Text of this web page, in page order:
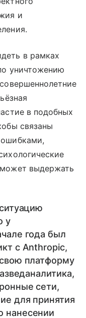
и
в рамках
уничтожению
в подобных
связаны
ошибками,
выдержать
у
года был
с Anthropic,
платформу
сети,
для принятия
нанесении